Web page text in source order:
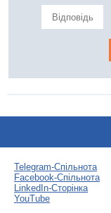
Telegram-Спільнота
Facebook-Спільнота
LinkedIn-Сторінка
YouTube